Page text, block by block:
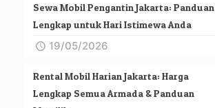
Sewa Mobil Pengantin Jakarta: Panduan
Lengkap untuk Hari Istimewa Anda
19/05/2026
Rental Mobil Harian Jakarta: Harga
Lengkap Semua Armada & Panduan